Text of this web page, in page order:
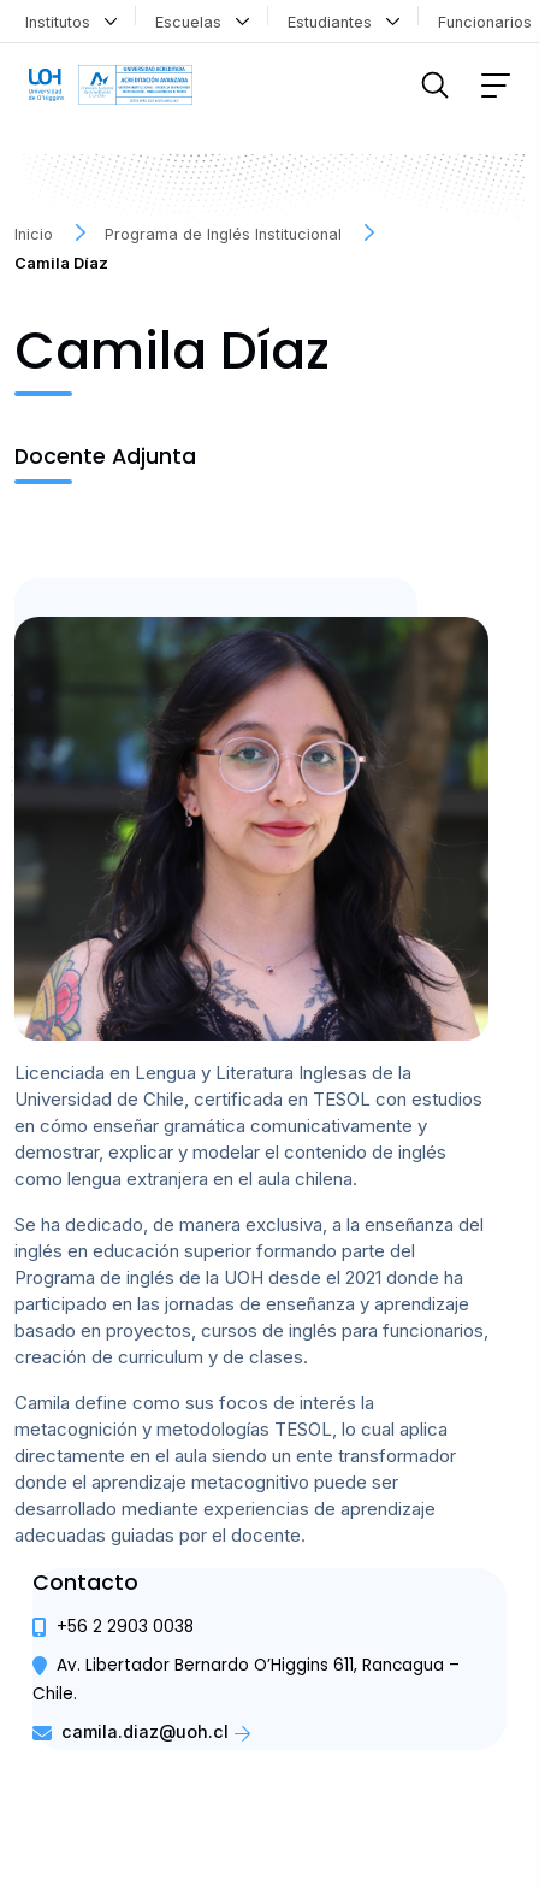
Institutos Escuelas Estudiantes
Inicio
Programa de Inglés Institucional
Camila Díaz
Camila Díaz
Docente Adjunta
Licenciada en Lengua y Literatura Inglesas de la
Universidad de Chile, certificada en TESOL con estudios
en cómo enseñar gramática comunicativamente y
demostrar, explicar y modelar el contenido de inglés
como lengua extranjera en el aula chilena.
Se ha dedicado, de manera exclusiva, a la enseñanza del
inglés en educación superior formando parte del
Programa de inglés de la UOH desde el 2021 donde ha
participado en las jornadas de enseñanza y aprendizaje
basado en proyectos, cursos de inglés para funcionarios,
creación de curriculum y de clases.
Camila define como sus focos de interés la
metacognición y metodologías TESOL, lo cual aplica
directamente en el aula siendo un ente transformador
donde el aprendizaje metacognitivo puede ser
desarrollado mediante experiencias de aprendizaje
adecuadas guiadas por el docente.
Contacto
+56 2 2903 0038
Av. Libertador Bernardo O’Higgins 611, Rancagua –
Chile.
camila.diaz@uoh.cl